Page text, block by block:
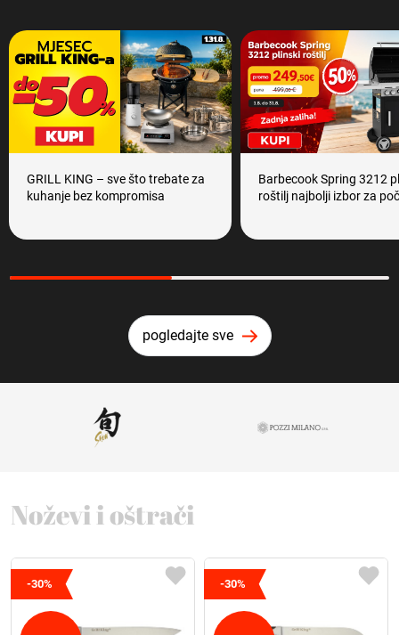
GRILL KING – sve što trebate za
kuhanje bez kompromisa
Barbecook Spring 3212
roštilj najbolji izbor za
pogledajte sve
Noževi i oštrači
-30% -30%